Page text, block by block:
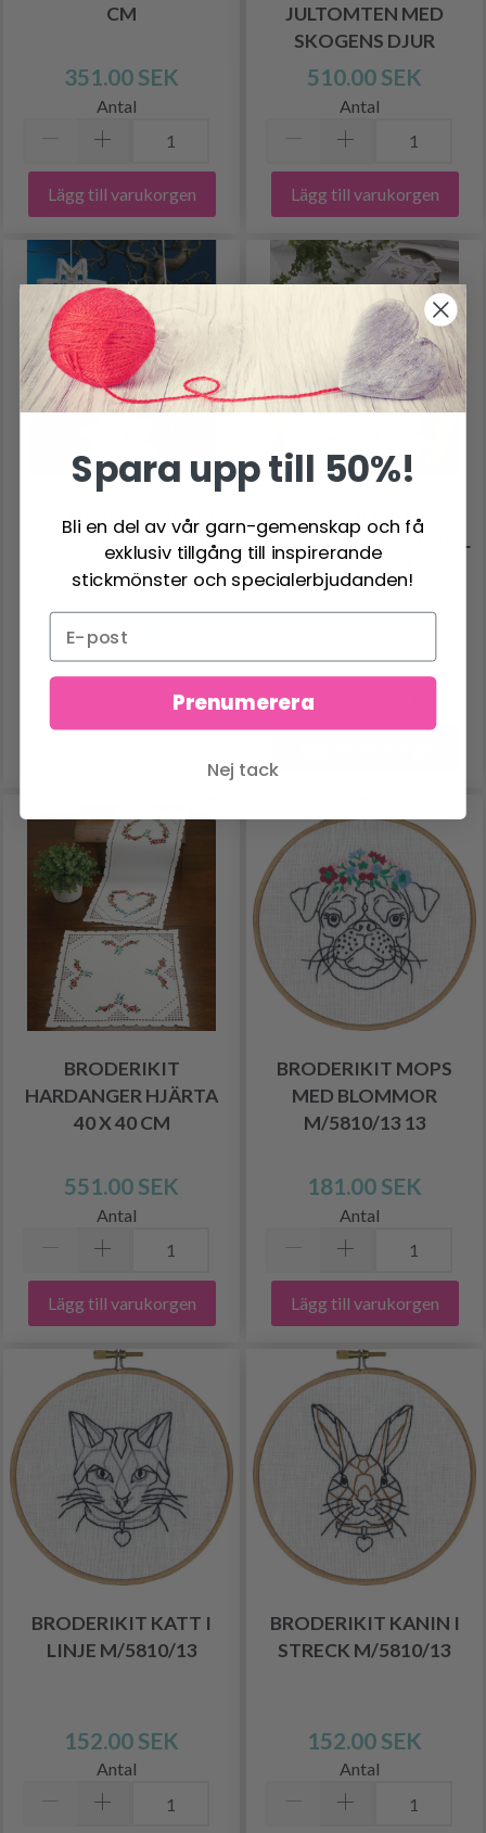
CM
351.00 SEK
Antal
Lägg till varukorgen
JULTOMTEN MED
SKOGENS DJUR
510.00 SEK
Antal
Lägg till varukorgen
JULSTJÄRNOR 3-PACK
8X8 CM
129.00 SEK
BRODERIKIT
HARDANGER MED VIOL
39 X 39 CM
Antal
BRODERIKIT
HARDANGER HJÄRTA
40 X 40 CM
551.00 SEK
Antal
Lägg till varukorgen
BRODERIKIT MOPS
MED BLOMMOR
M/5810/13 13
181.00 SEK
Antal
Lägg till varukorgen
BRODERIKIT KATT I
LINJE M/5810/13
152.00 SEK
Antal
BRODERIKIT KANIN I
STRECK M/5810/13
152.00 SEK
Antal
Spara upp till 50%!
Bli en del av vår garn-gemenskap och få
exklusiv tillgång till inspirerande
stickmönster och specialerbjudanden!
Prenumerera
Nej tack